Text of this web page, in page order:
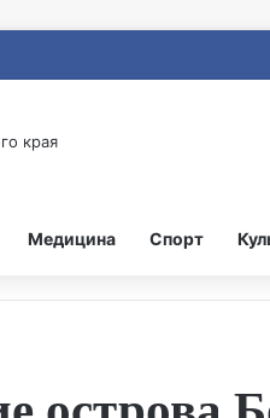
Медицина Спорт